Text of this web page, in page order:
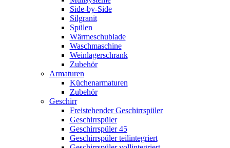
Side-by-Side
Silgranit
Spülen
Wärmeschublade
Waschmaschine
Weinlagerschrank
Zubehör
Armaturen
Küchenarmaturen
Zubehör
Geschirr
Freistehender Geschirrspüler
Geschirrspüler
Geschirrspüler 45
Geschirrspüler teilintegriert